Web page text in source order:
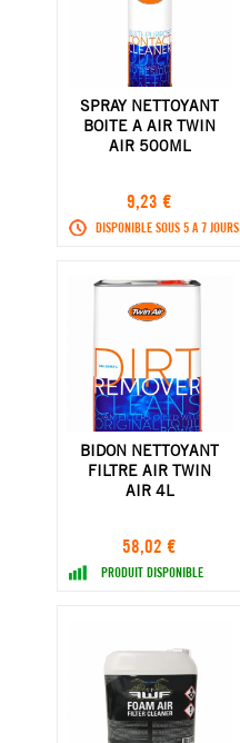
SPRAY NETTOYANT
BOITE A AIR TWIN
AIR 500ML
9,23 €
DISPONIBLE SOUS 5 A 7 JOURS
BIDON NETTOYANT
FILTRE AIR TWIN
AIR 4L
58,02 €
PRODUIT DISPONIBLE